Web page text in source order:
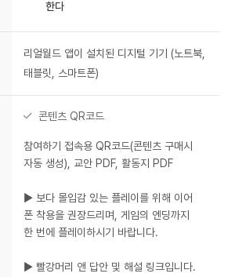
한다
리얼월드 앱이 설치된 디지털 기기 (노트북,
태블릿, 스마트폰)
콘텐츠 QR코드
참여하기 접속용 QR코드(콘텐츠 구매시
자동 생성), 교안 PDF, 활동지 PDF
▶ 보다 몰입감 있는 플레이를 위해 이어
폰 착용을 권장드리며, 게임의 엔딩까지
한 번에 플레이하시기 바랍니다.
▶ 빨강머리 앤 답안 및 해설 링크입니다.